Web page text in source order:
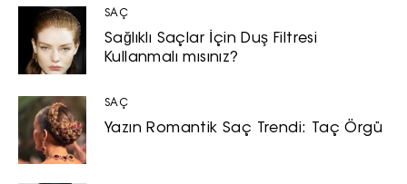
SAÇ
Sağlıklı Saçlar İçin Duş Filtresi
Kullanmalı mısınız?
SAÇ
Yazın Romantik Saç Trendi: Taç Örgü